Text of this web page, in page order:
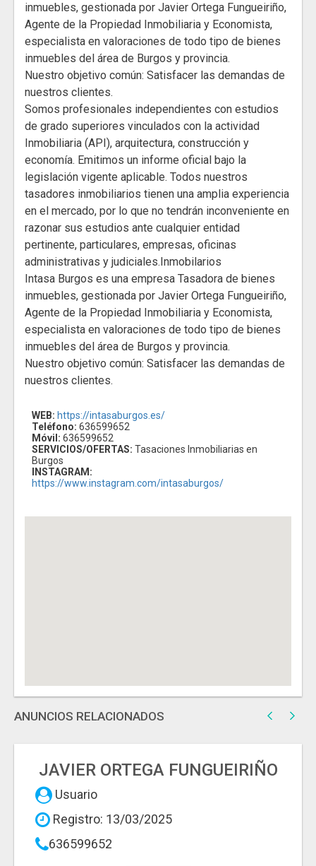
inmuebles, gestionada por Javier Ortega Fungueiriño,
Agente de la Propiedad Inmobiliaria y Economista,
especialista en valoraciones de todo tipo de bienes
inmuebles del área de Burgos y provincia.
Nuestro objetivo común: Satisfacer las demandas de
nuestros clientes.
Somos profesionales independientes con estudios
de grado superiores vinculados con la actividad
Inmobiliaria (API), arquitectura, construcción y
economía. Emitimos un informe oficial bajo la
legislación vigente aplicable. Todos nuestros
tasadores inmobiliarios tienen una amplia experiencia
en el mercado, por lo que no tendrán inconveniente en
razonar sus estudios ante cualquier entidad
pertinente, particulares, empresas, oficinas
administrativas y judiciales.Inmobilarios
Intasa Burgos es una empresa Tasadora de bienes
inmuebles, gestionada por Javier Ortega Fungueiriño,
Agente de la Propiedad Inmobiliaria y Economista,
especialista en valoraciones de todo tipo de bienes
inmuebles del área de Burgos y provincia.
Nuestro objetivo común: Satisfacer las demandas de
nuestros clientes.
WEB: https://intasaburgos.es/
Teléfono: 636599652
Móvil: 636599652
SERVICIOS/OFERTAS: Tasaciones Inmobiliarias en
Burgos
INSTAGRAM:
https://www.instagram.com/intasaburgos/
ANUNCIOS RELACIONADOS
JAVIER ORTEGA FUNGUEIRIÑO
Usuario
Registro: 13/03/2025
636599652